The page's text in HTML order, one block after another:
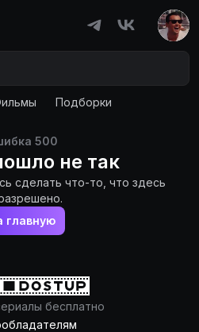
Подборки
500
не так
сделать что-то, что здесь
главную
бесплатно